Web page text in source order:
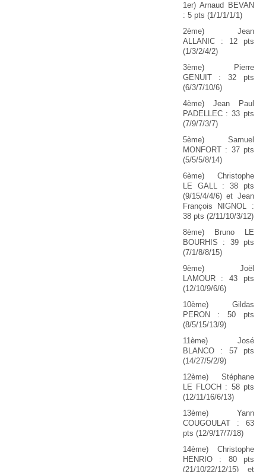
1er) Arnaud BEVAN
: 5 pts (1/1/1/1/1)
2ème) Jean
ALLANIC : 12 pts
(1/3/2/4/2)
3ème) Pierre
GENUIT : 32 pts
(6/3/7/10/6)
4ème) Jean Paul
PADELLEC : 33 pts
(7/9/7/3/7)
5ème) Samuel
MONFORT : 37 pts
(5/5/5/8/14)
6ème) Christophe
LE GALL : 38 pts
(9/15/4/4/6) et Jean
François NIGNOL :
38 pts (2/11/10/3/12)
8ème) Bruno LE
BOURHIS : 39 pts
(7/1/8/8/15)
9ème) Joël
LAMOUR : 43 pts
(12/10/9/6/6)
10ème) Gildas
PERON : 50 pts
(8/5/15/13/9)
11ème) José
BLANCO : 57 pts
(14/27/5/2/9)
12ème) Stéphane
LE FLOCH : 58 pts
(12/11/16/6/13)
13ème) Yann
COUGOULAT : 63
pts (12/9/17/7/18)
14ème) Christophe
HENRIO : 80 pts
(21/10/22/12/15) et